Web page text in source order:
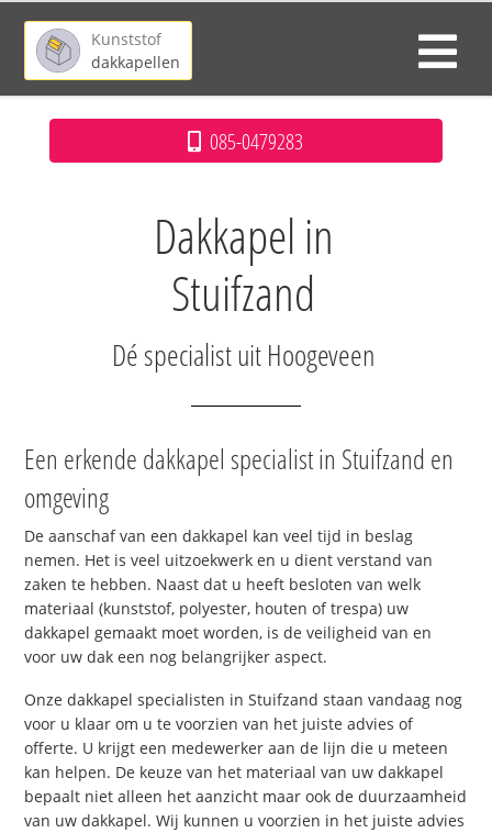
Kunststof
dakkapellen
085-0479283
Dakkapel in
Stuifzand
Dé specialist uit Hoogeveen
Een erkende dakkapel specialist in Stuifzand en
omgeving
De aanschaf van een dakkapel kan veel tijd in beslag
nemen. Het is veel uitzoekwerk en u dient verstand van
zaken te hebben. Naast dat u heeft besloten van welk
materiaal (kunststof, polyester, houten of trespa) uw
dakkapel gemaakt moet worden, is de veiligheid van en
voor uw dak een nog belangrijker aspect.
Onze dakkapel specialisten in Stuifzand staan vandaag nog
voor u klaar om u te voorzien van het juiste advies of
offerte. U krijgt een medewerker aan de lijn die u meteen
kan helpen. De keuze van het materiaal van uw dakkapel
bepaalt niet alleen het aanzicht maar ook de duurzaamheid
van uw dakkapel. Wij kunnen u voorzien in het juiste advies